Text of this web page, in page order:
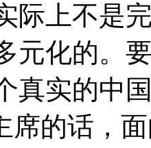
际上不是
元化的。
真实的中
席的话，